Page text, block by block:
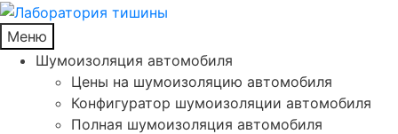
Меню
Шумоизоляция автомобиля
Цены на шумоизоляцию автомобиля
Конфигуратор шумоизоляции автомобиля
Полная шумоизоляция автомобиля